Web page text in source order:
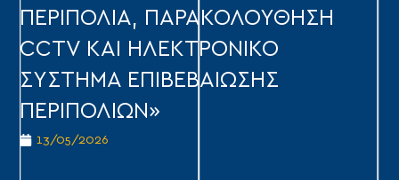
ΠΕΡΙΠΟΛΙΑ, ΠΑΡΑΚΟΛΟΥΘΗΣΗ
CCTV ΚΑΙ ΗΛΕΚΤΡΟΝΙΚΟ
ΣΥΣΤΗΜΑ ΕΠΙΒΕΒΑΙΩΣΗΣ
ΠΕΡΙΠΟΛΙΩΝ»
13/05/2026